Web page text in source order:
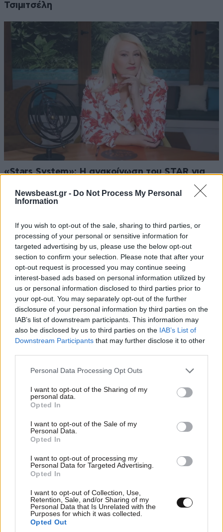
Newsbeast.gr - Do Not Process My Personal
Information
If you wish to opt-out of the sale, sharing to third parties, or
processing of your personal or sensitive information for
targeted advertising by us, please use the below opt-out
section to confirm your selection. Please note that after your
opt-out request is processed you may continue seeing
interest-based ads based on personal information utilized by
us or personal information disclosed to third parties prior to
your opt-out. You may separately opt-out of the further
disclosure of your personal information by third parties on the
IAB’s list of downstream participants. This information may
also be disclosed by us to third parties on the IAB’s List of
Downstream Participants that may further disclose it to other
Please note that this website/app uses one or more Google
not limited to your visit or usage behaviour. You may click to
grant or deny consent to Google and its third-party tags to
use your data for below specified purposes in below Google
consent section.
Personal Data Processing Opt Outs
I want to opt-out of the Sharing of my
personal data.
Opted In
I want to opt-out of the Sale of my
Personal Data.
Opted In
I want to opt-out of processing my
Personal Data for Targeted Advertising.
Opted In
I want to opt-out of Collection, Use,
Retention, Sale, and/or Sharing of my
Personal Data that Is Unrelated with the
Purposes for which it was collected.
Opted Out
Τσιμιτσέλη
«Stars System»: Η ανακοίνωση του STAR για
την καθημερινή εκπομπή της Άσης Μπήλιου
Ακολουθήστε τοNEWSBEASTστοGoogle News
και μάθετε πρώτοι όλες τις ειδήσεις
ΣΧΌΛΙΑ ΑΝΑΓΝΩΣΤΏΝ
ΠΡΟΣΘΕΣΤΕ ΤΟ ΣΧΟΛΙΟ ΣΑΣ